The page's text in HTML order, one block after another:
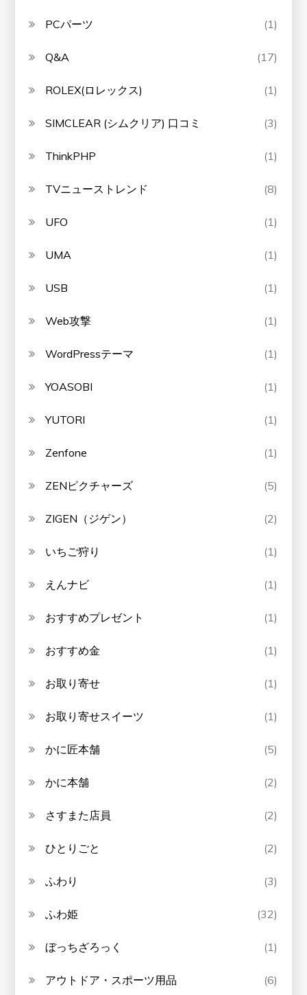
PCパーツ (1)
Q&A (17)
ROLEX(ロレックス) (1)
SIMCLEAR (シムクリア) 口コミ (3)
ThinkPHP (1)
TVニューストレンド (8)
UFO (1)
UMA (1)
USB (1)
Web攻撃 (1)
WordPressテーマ (1)
YOASOBI (1)
YUTORI (1)
Zenfone (1)
ZENピクチャーズ (5)
ZIGEN（ジゲン） (2)
いちご狩り (1)
えんナビ (1)
おすすめプレゼント (1)
おすすめ金 (1)
お取り寄せ (1)
お取り寄せスイーツ (1)
かに匠本舗 (5)
かに本舗 (2)
さすまた店員 (2)
ひとりごと (2)
ふわり (3)
ふわ姫 (32)
ぼっちざろっく (1)
アウトドア・スポーツ用品 (6)